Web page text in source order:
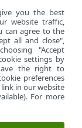
you the best
website traffic,
can agree to the
all and close",
"Accept
settings by
the right to
preferences
in our website
For more